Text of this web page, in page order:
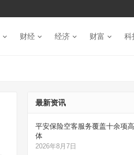
财经 经济 财富 科
最新资讯
平安保险空客服务覆盖十余项
体
2026年8月7日